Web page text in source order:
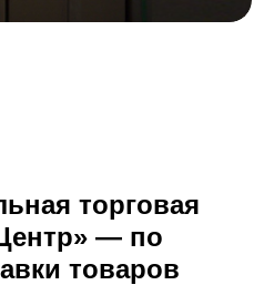
торговая
— по
товаров